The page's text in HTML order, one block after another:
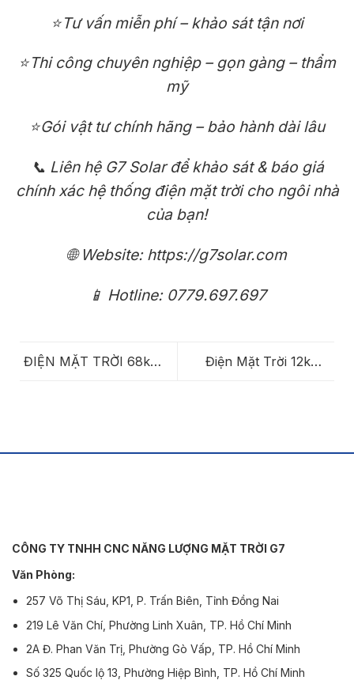
⭐Tư vấn miễn phí – khảo sát tận nơi
⭐Thi công chuyên nghiệp – gọn gàng – thẩm
mỹ
⭐Gói vật tư chính hãng – bảo hành dài lâu
📞 Liên hệ G7 Solar để khảo sát & báo giá
chính xác hệ thống điện mặt trời cho ngôi nhà
của bạn!
🌐 Website: https://g7solar.com
📱 Hotline: 0779.697.697
ĐIỆN MẶT TRỜI 68kWp
Điện Mặt Trời 12kWp
CÔNG TY TNHH CNC NĂNG LƯỢNG MẶT TRỜI G7
Văn Phòng:
257 Võ Thị Sáu, KP1, P. Trấn Biên, Tỉnh Đồng Nai
219 Lê Văn Chí, Phường Linh Xuân, TP. Hồ Chí Minh
2A Đ. Phan Văn Trị, Phường Gò Vấp, TP. Hồ Chí Minh
Số 325 Quốc lộ 13, Phường Hiệp Bình, TP. Hồ Chí Minh